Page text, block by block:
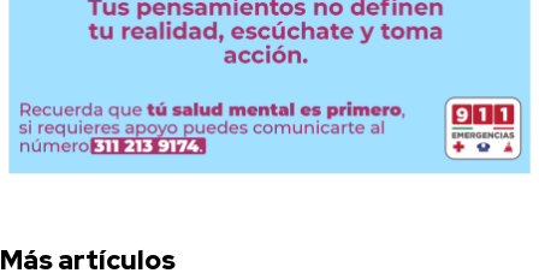
Más artículos